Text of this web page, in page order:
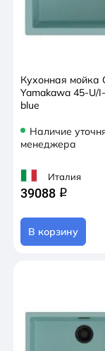
Кухонная мойка
Yamakawa 45-U/
blue
Наличие
менеджера
Италия
39088 q
В корзину